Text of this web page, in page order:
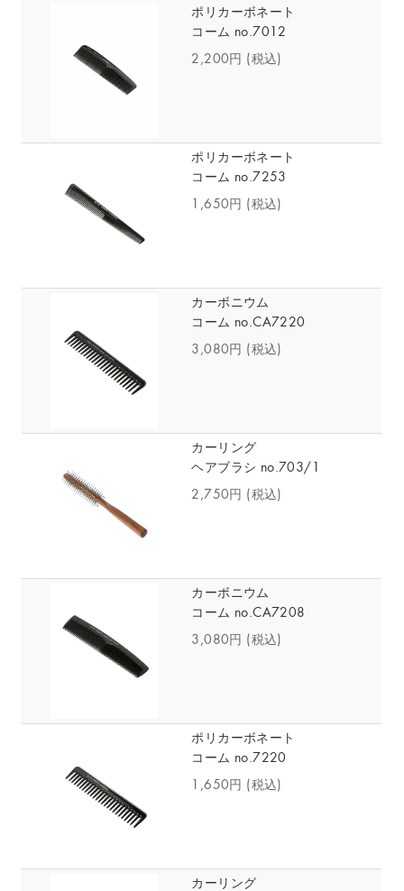
ポリカーボネート
コーム no.7012
2,200円 (税込)
ポリカーボネート
コーム no.7253
1,650円 (税込)
カーボニウム
コーム no.CA7220
3,080円 (税込)
カーリング
ヘアブラシ no.703/1
2,750円 (税込)
カーボニウム
コーム no.CA7208
3,080円 (税込)
ポリカーボネート
コーム no.7220
1,650円 (税込)
カーリング